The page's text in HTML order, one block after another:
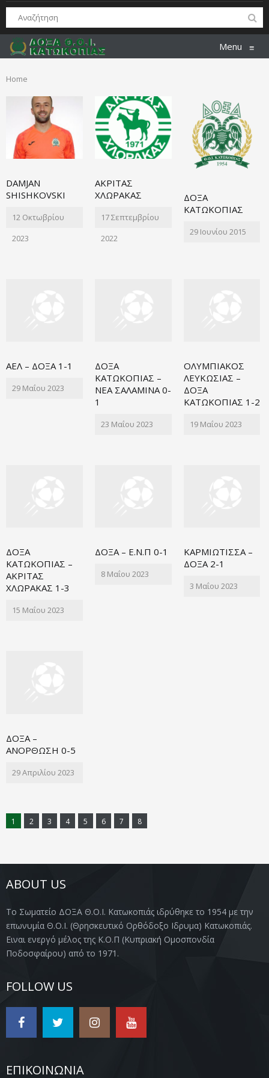
Menu ≡
Home
DAMJAN
SHISHKOVSKI
12 Οκτωβρίου
2023
ΑΚΡΙΤΑΣ
ΧΛΩΡΑΚΑΣ
17 Σεπτεμβρίου
2022
ΔΟΞΑ
ΚΑΤΩΚΟΠΙΑΣ
29 Ιουνίου 2015
ΑΕΛ – ΔΟΞΑ 1-1
29 Μαΐου 2023
ΔΟΞΑ
ΚΑΤΩΚΟΠΙΑΣ –
ΝΕΑ ΣΑΛΑΜΙΝΑ 0-
1
23 Μαΐου 2023
ΟΛΥΜΠΙΑΚΟΣ
ΛΕΥΚΩΣΙΑΣ –
ΔΟΞΑ
ΚΑΤΩΚΟΠΙΑΣ 1-2
19 Μαΐου 2023
ΔΟΞΑ
ΚΑΤΩΚΟΠΙΑΣ –
ΑΚΡΙΤΑΣ
ΧΛΩΡΑΚΑΣ 1-3
15 Μαΐου 2023
ΔΟΞΑ – Ε.Ν.Π 0-1
8 Μαΐου 2023
ΚΑΡΜΙΩΤΙΣΣΑ –
ΔΟΞΑ 2-1
3 Μαΐου 2023
ΔΟΞΑ –
ΑΝΟΡΘΩΣΗ 0-5
29 Απριλίου 2023
1 2 3 4 5 6 7 8
ABOUT US
Το Σωματείο ΔΟΞΑ Θ.Ο.Ι. Κατωκοπιάς ιδρύθηκε το 1954 με την
επωνυμία Θ.Ο.Ι. (Θρησκευτικό Ορθόδοξο Ιδρυμα) Κατωκοπιάς.
Ειναι ενεργό μέλος της Κ.Ο.Π (Κυπριακή Ομοσπονδία
Ποδοσφαίρου) από το 1971.
FOLLOW US
ΕΠΙΚΟΙΝΩΝΙΑ